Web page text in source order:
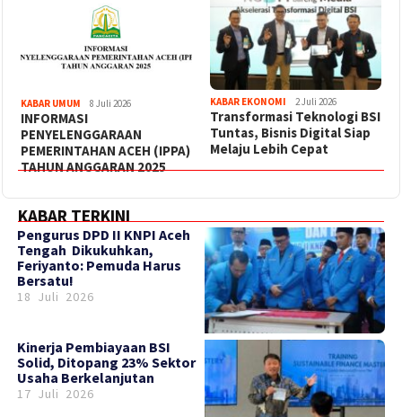
KABAR UMUM 8 Juli 2026
INFORMASI
PENYELENGGARAAN
PEMERINTAHAN ACEH (IPPA)
TAHUN ANGGARAN 2025
KABAR EKONOMI 2 Juli 2026
Transformasi Teknologi BSI
Tuntas, Bisnis Digital Siap
Melaju Lebih Cepat
KABAR TERKINI
‎Pengurus DPD II KNPI Aceh
Tengah Dikukuhkan,
Feriyanto: Pemuda Harus
Bersatu!
18 Juli 2026
Kinerja Pembiayaan BSI
Solid, Ditopang 23% Sektor
Usaha Berkelanjutan
17 Juli 2026